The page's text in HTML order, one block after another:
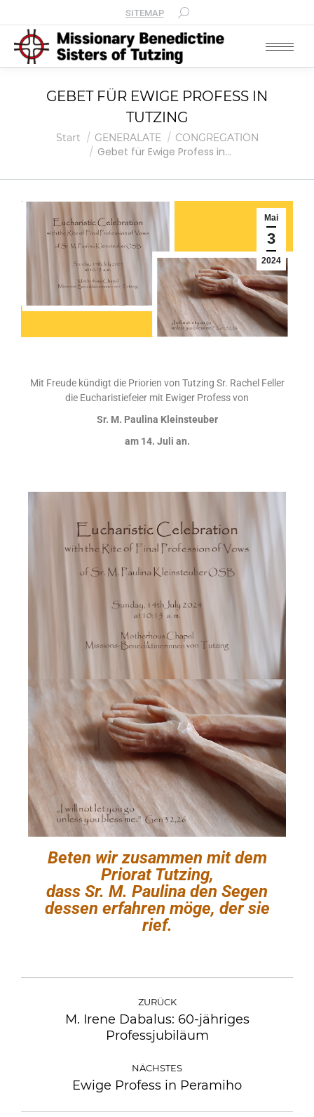
SITEMAP
GEBET FÜR EWIGE PROFESS IN
TUTZING
Sie befinden sich hier:
Start GENERALATE CONGREGATION
Gebet für Ewige Profess in…
Mai
3
2024
Mit Freude kündigt die Priorien von Tutzing Sr. Rachel Feller
die Eucharistiefeier mit Ewiger Profess von
Sr. M. Paulina Kleinsteuber
am 14. Juli an.
Beten wir zusammen mit dem
Priorat Tutzing,
dass Sr. M. Paulina den Segen
dessen erfahren möge, der sie
rief.
ZURÜCK
M. Irene Dabalus: 60-jähriges
Professjubiläum
NÄCHSTES
Ewige Profess in Peramiho